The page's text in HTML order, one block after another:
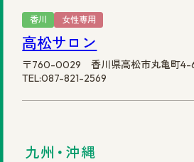
香川 女性専用
高松サロン
〒760-0029 香川県高松市丸亀町4-
TEL:087-821-2569
九州・沖縄